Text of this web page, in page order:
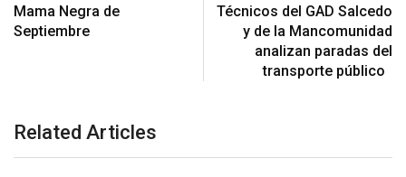
Mama Negra de
Septiembre
Técnicos del GAD Salcedo
y de la Mancomunidad
analizan paradas del
transporte público
Related Articles